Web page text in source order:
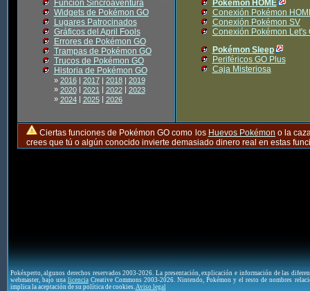
Función Sincroaventura
Widgets de Pokémon GO
Lugares Patrocinados
Gráficos del April Fools
Errores de Pokémon GO
Trampas de Pokémon GO
Trucos de Pokémon GO
Historia de Pokémon GO
» 2016| 2017| 2018| 2019
» 2020| 2021| 2022| 2023
» 2024| 2025| 2026
Pokémon HOME
Conexión Pokémon
Conexión Pokémon SV
Conexión Pokémon Let's
Pokémon Sleep
Periféricos GO Plus
Caja Misteriosa
Ciertas funciones de Pokémon GO como los Huevos Pokémon o la
crees que tú o algún conocido invierte demasiado dinero real en estas
Pokéxperto, algunos derechos reservados 2003-2026. La presentación, explicación e información de las
webmaster, bajo una licenciaCreative Commons 2003-2026. Nintendo, Pokémon y el resto de nombres
implica la aceptación de su política de cookies. Aviso legal